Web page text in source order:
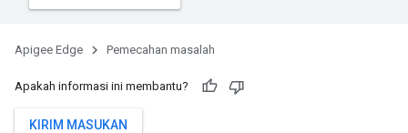
Apigee Edge Pemecahan masalah
Apakah informasi ini membantu?
KIRIM MASUKAN